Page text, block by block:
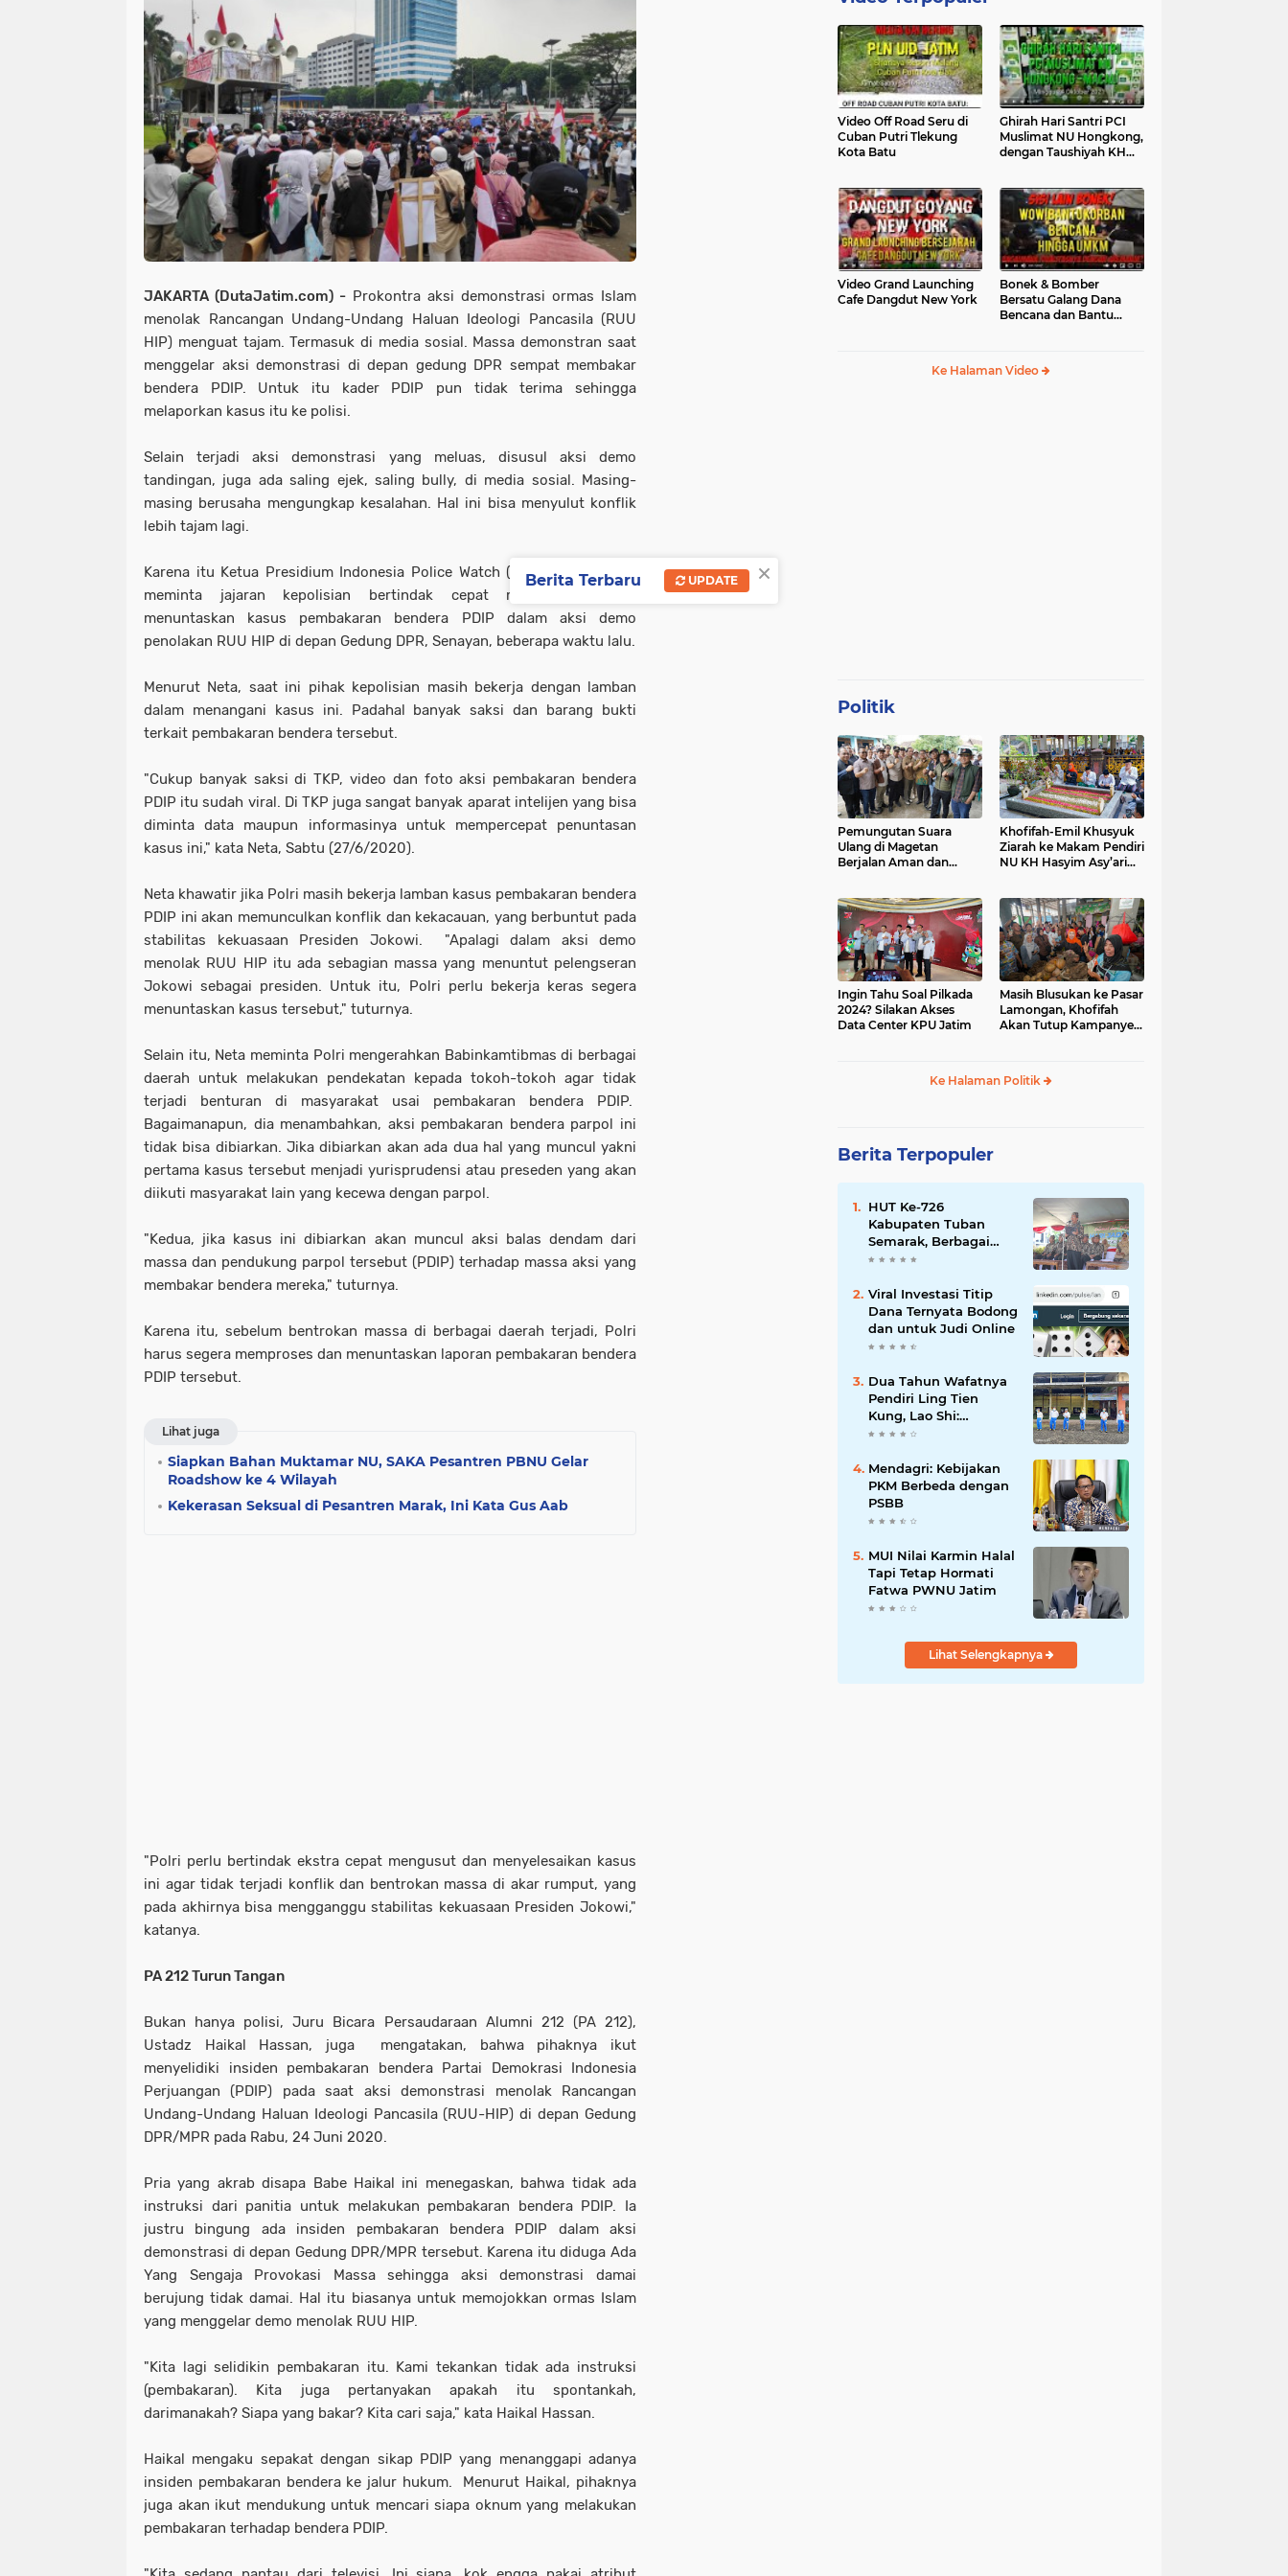
JAKARTA (DutaJatim.com) - Prokontra aksi demonstrasi ormas Islam
menolak Rancangan Undang-Undang Haluan Ideologi Pancasila (RUU
HIP) menguat tajam. Termasuk di media sosial. Massa demonstran saat
menggelar aksi demonstrasi di depan gedung DPR sempat membakar
bendera PDIP. Untuk itu kader PDIP pun tidak terima sehingga
melaporkan kasus itu ke polisi.
Selain terjadi aksi demonstrasi yang meluas, disusul aksi demo
tandingan, juga ada saling ejek, saling bully, di media sosial. Masing-
masing berusaha mengungkap kesalahan. Hal ini bisa menyulut konflik
lebih tajam lagi.
Karena itu Ketua Presidium Indonesia Police Watch (IPW) Neta S. Pane
meminta jajaran kepolisian bertindak cepat mengungkap dan
menuntaskan kasus pembakaran bendera PDIP dalam aksi demo
penolakan RUU HIP di depan Gedung DPR, Senayan, beberapa waktu lalu.
Menurut Neta, saat ini pihak kepolisian masih bekerja dengan lamban
dalam menangani kasus ini. Padahal banyak saksi dan barang bukti
terkait pembakaran bendera tersebut.
"Cukup banyak saksi di TKP, video dan foto aksi pembakaran bendera
PDIP itu sudah viral. Di TKP juga sangat banyak aparat intelijen yang bisa
diminta data maupun informasinya untuk mempercepat penuntasan
kasus ini," kata Neta, Sabtu (27/6/2020).
Neta khawatir jika Polri masih bekerja lamban kasus pembakaran bendera
PDIP ini akan memunculkan konflik dan kekacauan, yang berbuntut pada
stabilitas kekuasaan Presiden Jokowi. "Apalagi dalam aksi demo
menolak RUU HIP itu ada sebagian massa yang menuntut pelengseran
Jokowi sebagai presiden. Untuk itu, Polri perlu bekerja keras segera
menuntaskan kasus tersebut," tuturnya.
Selain itu, Neta meminta Polri mengerahkan Babinkamtibmas di berbagai
daerah untuk melakukan pendekatan kepada tokoh-tokoh agar tidak
terjadi benturan di masyarakat usai pembakaran bendera PDIP.
Bagaimanapun, dia menambahkan, aksi pembakaran bendera parpol ini
tidak bisa dibiarkan. Jika dibiarkan akan ada dua hal yang muncul yakni
pertama kasus tersebut menjadi yurisprudensi atau preseden yang akan
diikuti masyarakat lain yang kecewa dengan parpol.
"Kedua, jika kasus ini dibiarkan akan muncul aksi balas dendam dari
massa dan pendukung parpol tersebut (PDIP) terhadap massa aksi yang
membakar bendera mereka," tuturnya.
Karena itu, sebelum bentrokan massa di berbagai daerah terjadi, Polri
harus segera memproses dan menuntaskan laporan pembakaran bendera
PDIP tersebut.
Lihat juga
Siapkan Bahan Muktamar NU, SAKA Pesantren PBNU Gelar
Roadshow ke 4 Wilayah
Kekerasan Seksual di Pesantren Marak, Ini Kata Gus Aab
"Polri perlu bertindak ekstra cepat mengusut dan menyelesaikan kasus
ini agar tidak terjadi konflik dan bentrokan massa di akar rumput, yang
pada akhirnya bisa mengganggu stabilitas kekuasaan Presiden Jokowi,"
katanya.
PA 212 Turun Tangan
Bukan hanya polisi, Juru Bicara Persaudaraan Alumni 212 (PA 212),
Ustadz Haikal Hassan, juga mengatakan, bahwa pihaknya ikut
menyelidiki insiden pembakaran bendera Partai Demokrasi Indonesia
Perjuangan (PDIP) pada saat aksi demonstrasi menolak Rancangan
Undang-Undang Haluan Ideologi Pancasila (RUU-HIP) di depan Gedung
DPR/MPR pada Rabu, 24 Juni 2020.
Pria yang akrab disapa Babe Haikal ini menegaskan, bahwa tidak ada
instruksi dari panitia untuk melakukan pembakaran bendera PDIP. Ia
justru bingung ada insiden pembakaran bendera PDIP dalam aksi
demonstrasi di depan Gedung DPR/MPR tersebut. Karena itu diduga Ada
Yang Sengaja Provokasi Massa sehingga aksi demonstrasi damai
berujung tidak damai. Hal itu biasanya untuk memojokkan ormas Islam
yang menggelar demo menolak RUU HIP.
"Kita lagi selidikin pembakaran itu. Kami tekankan tidak ada instruksi
(pembakaran). Kita juga pertanyakan apakah itu spontankah,
darimanakah? Siapa yang bakar? Kita cari saja," kata Haikal Hassan.
Haikal mengaku sepakat dengan sikap PDIP yang menanggapi adanya
insiden pembakaran bendera ke jalur hukum. Menurut Haikal, pihaknya
juga akan ikut mendukung untuk mencari siapa oknum yang melakukan
pembakaran terhadap bendera PDIP.
Video Off Road Seru di
Cuban Putri Tlekung
Kota Batu
Ghirah Hari Santri PCI
Muslimat NU Hongkong,
dengan Taushiyah KH
Video Grand Launching
Cafe Dangdut New York
Bonek & Bomber
Bersatu Galang Dana
Bencana dan Bantu
Ke Halaman Video
Politik
Pemungutan Suara
Ulang di Magetan
Berjalan Aman dan
Khofifah-Emil Khusyuk
Ziarah ke Makam Pendiri
NU KH Hasyim Asy’ari
Ingin Tahu Soal Pilkada
2024? Silakan Akses
Data Center KPU Jatim
Masih Blusukan ke Pasar
Lamongan, Khofifah
Akan Tutup Kampanye
Ke Halaman Politik
Berita Terpopuler
HUT Ke-726
Kabupaten Tuban
Semarak, Berbagai
Prestasinya Pun
Viral Investasi Titip
Dana Ternyata Bodong
dan untuk Judi Online
Dua Tahun Wafatnya
Pendiri Ling Tien
Kung, Lao Shi:
Amanah Harus Kita
Mendagri: Kebijakan
PKM Berbeda dengan
PSBB
MUI Nilai Karmin Halal
Tapi Tetap Hormati
Fatwa PWNU Jatim
Lihat Selengkapnya
×
Berita Terbaru UPDATE